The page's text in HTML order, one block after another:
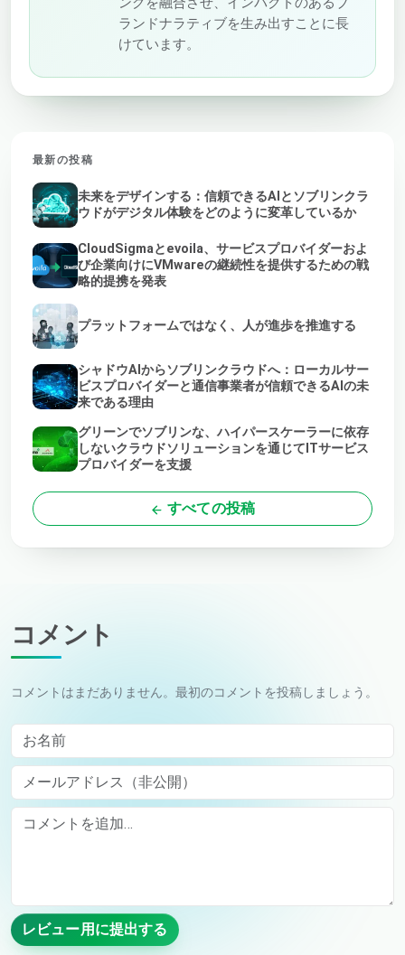
ランドナラティブを生み出すことに長
けています。
最新の投稿
未来をデザインする：信頼できるAIとソブリンクラ
ウドがデジタル体験をどのように変革しているか
CloudSigmaとevoila、サービスプロバイダーおよ
び企業向けにVMwareの継続性を提供するための戦
略的提携を発表
プラットフォームではなく、人が進歩を推進する
シャドウAIからソブリンクラウドへ：ローカルサー
ビスプロバイダーと通信事業者が信頼できるAIの未
来である理由
グリーンでソブリンな、ハイパースケーラーに依存
しないクラウドソリューションを通じてITサービス
プロバイダーを支援
すべての投稿
コメント
コメントはまだありません。最初のコメントを投稿しましょう。
お名前
メールアドレス（非公開）
Comment
レビュー用に提出する